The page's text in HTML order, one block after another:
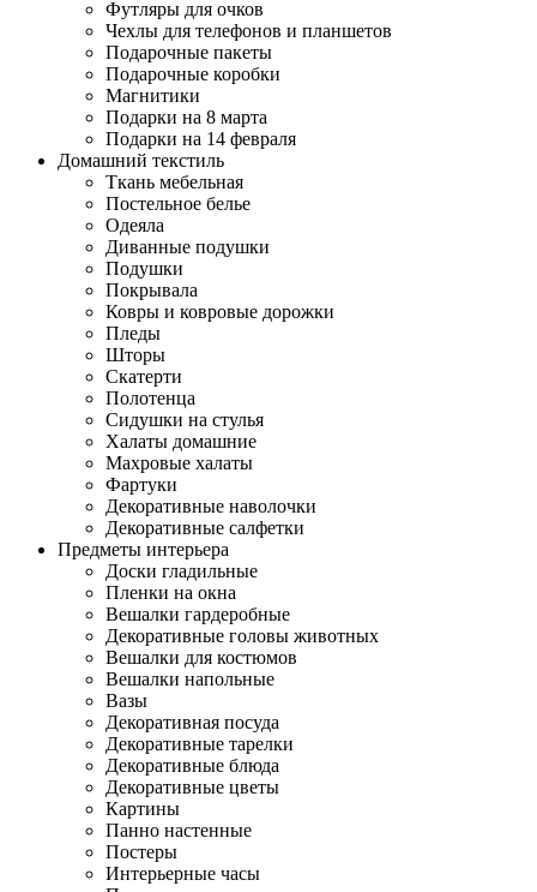
Футляры для очков
Чехлы для телефонов и планшетов
Подарочные пакеты
Подарочные коробки
Магнитики
Подарки на 8 марта
Подарки на 14 февраля
Домашний текстиль
Ткань мебельная
Постельное белье
Одеяла
Диванные подушки
Подушки
Покрывала
Ковры и ковровые дорожки
Пледы
Шторы
Скатерти
Полотенца
Сидушки на стулья
Халаты домашние
Махровые халаты
Фартуки
Декоративные наволочки
Декоративные салфетки
Предметы интерьера
Доски гладильные
Пленки на окна
Вешалки гардеробные
Декоративные головы животных
Вешалки для костюмов
Вешалки напольные
Вазы
Декоративная посуда
Декоративные тарелки
Декоративные блюда
Декоративные цветы
Картины
Панно настенные
Постеры
Интерьерные часы